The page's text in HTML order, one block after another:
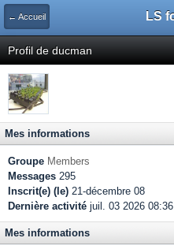
← Accueil LS
Profil de ducman
Mes informations
Groupe Members
Messages 295
Inscrit(e) (le) 21-décembre 08
Dernière activité juil. 03 2026 08:36
Mes informations